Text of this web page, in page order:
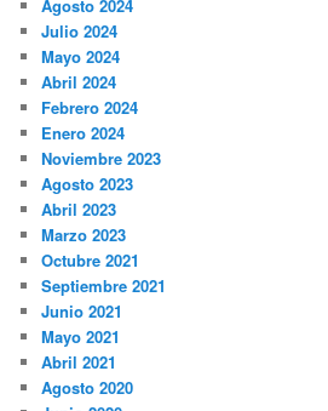
Agosto 2024
Julio 2024
Mayo 2024
Abril 2024
Febrero 2024
Enero 2024
Noviembre 2023
Agosto 2023
Abril 2023
Marzo 2023
Octubre 2021
Septiembre 2021
Junio 2021
Mayo 2021
Abril 2021
Agosto 2020